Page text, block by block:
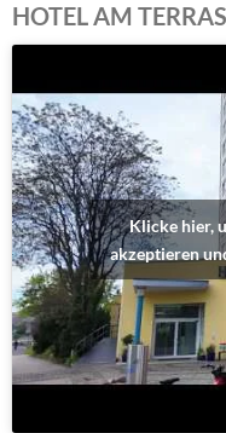
HOTEL AM
Klicke hier,
akzeptieren